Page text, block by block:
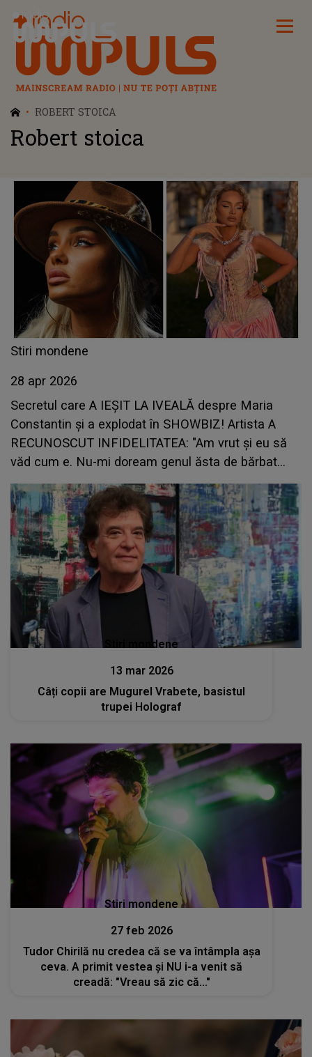
Radio Impuls
ROBERT STOICA
Robert stoica
Stiri mondene
28 apr 2026
Secretul care A IEȘIT LA IVEALĂ despre Maria
Constantin și a explodat în SHOWBIZ! Artista A
RECUNOSCUT INFIDELITATEA: "Am vrut și eu să
văd cum e. Nu-mi doream genul ăsta de bărbat
lângă mine, mai ales că eram în..."
Stiri mondene
13 mar 2026
Câți copii are Mugurel Vrabete, basistul
trupei Holograf
Stiri mondene
27 feb 2026
Tudor Chirilă nu credea că se va întâmpla așa
ceva. A primit vestea și NU i-a venit să
creadă: "Vreau să zic că..."